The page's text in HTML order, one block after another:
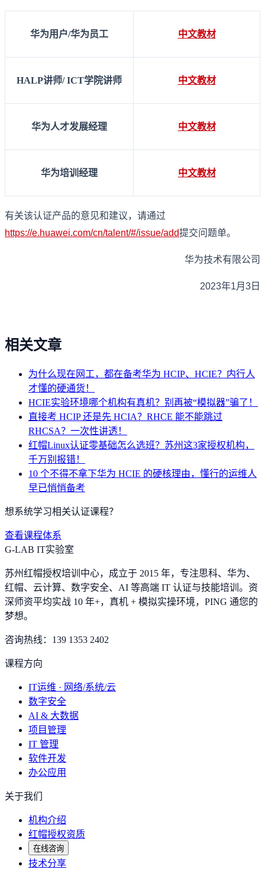
华为用户/华为员工 中文教材
HALP讲师/ ICT学院讲师 中文教材
华为人才发展经理 中文教材
华为培训经理 中文教材
有关该认证产品的意见和建议，请通过
https://e.huawei.com/cn/talent/#/issue/add提交问题单。
华为技术有限公司
2023年1月3日
相关文章
为什么现在网工，都在备考华为 HCIP、HCIE？内行人
才懂的硬通货！
HCIE实验环境哪个机构有真机？别再被“模拟器”骗了！
直接考 HCIP 还是先 HCIA？RHCE 能不能跳过
RHCSA？一次性讲透！
红帽Linux认证零基础怎么选班？苏州这3家授权机构，
千万别报错！
10 个不得不拿下华为 HCIE 的硬核理由，懂行的运维人
早已悄悄备考
想系统学习相关认证课程？
查看课程体系
G-LAB IT实验室
苏州红帽授权培训中心，成立于 2015 年，专注思科、华为、
红帽、云计算、数字安全、AI 等高端 IT 认证与技能培训。资
深师资平均实战 10 年+，真机 + 模拟实操环境， PING 通您的
梦想。
咨询热线： 139 1353 2402
课程方向
IT运维 · 网络/系统/云
数字安全
AI & 大数据
项目管理
IT 管理
软件开发
办公应用
关于我们
机构介绍
红帽授权资质
在线咨询
技术分享